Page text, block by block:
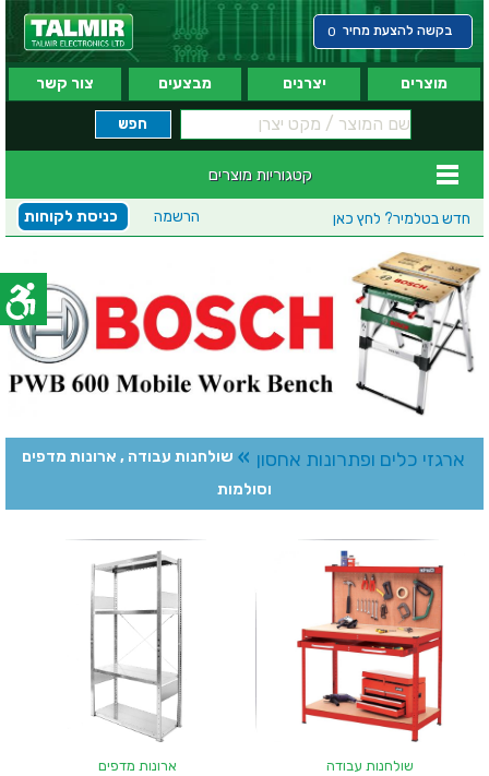
בקשה להצעת מחיר 0
מוצרים יצרנים מבצעים צור קשר
קטגוריות מוצרים
חדש בטלמיר? לחץ כאן כניסת לקוחות הרשמה
ארגזי כלים ופתרונות אחסון » שולחנות עבודה , ארונות מדפים
וסולמות
שולחנות עבודה ארונות מדפים